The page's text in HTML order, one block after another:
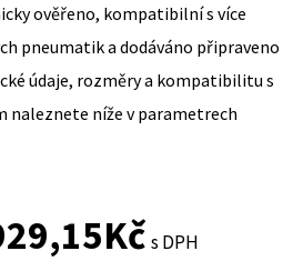
ověřeno, kompatibilní s více
pneumatik a dodáváno připraveno
údaje, rozměry a kompatibilitu s
níže v parametrech
KčCurrent
s DPH